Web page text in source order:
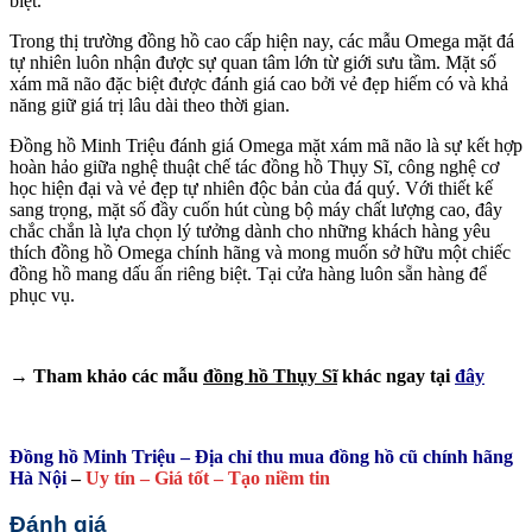
Trong thị trường đồng hồ cao cấp hiện nay, các mẫu Omega mặt đá
tự nhiên luôn nhận được sự quan tâm lớn từ giới sưu tầm. Mặt số
xám mã não đặc biệt được đánh giá cao bởi vẻ đẹp hiếm có và khả
năng giữ giá trị lâu dài theo thời gian.
Đồng hồ Minh Triệu đánh giá Omega mặt xám mã não là sự kết hợp
hoàn hảo giữa nghệ thuật chế tác đồng hồ Thụy Sĩ, công nghệ cơ
học hiện đại và vẻ đẹp tự nhiên độc bản của đá quý. Với thiết kế
sang trọng, mặt số đầy cuốn hút cùng bộ máy chất lượng cao, đây
chắc chắn là lựa chọn lý tưởng dành cho những khách hàng yêu
thích đồng hồ Omega chính hãng và mong muốn sở hữu một chiếc
đồng hồ mang dấu ấn riêng biệt. Tại cửa hàng luôn sẵn hàng để
phục vụ.
→ Tham khảo các mẫu đồng hồ Thụy Sĩkhác ngay tại đây
Đồng hồ Minh Triệu – Địa chỉ thu mua đồng hồ cũ chính hãng
Hà Nội–Uy tín – Giá tốt – Tạo niềm tin
Đánh giá